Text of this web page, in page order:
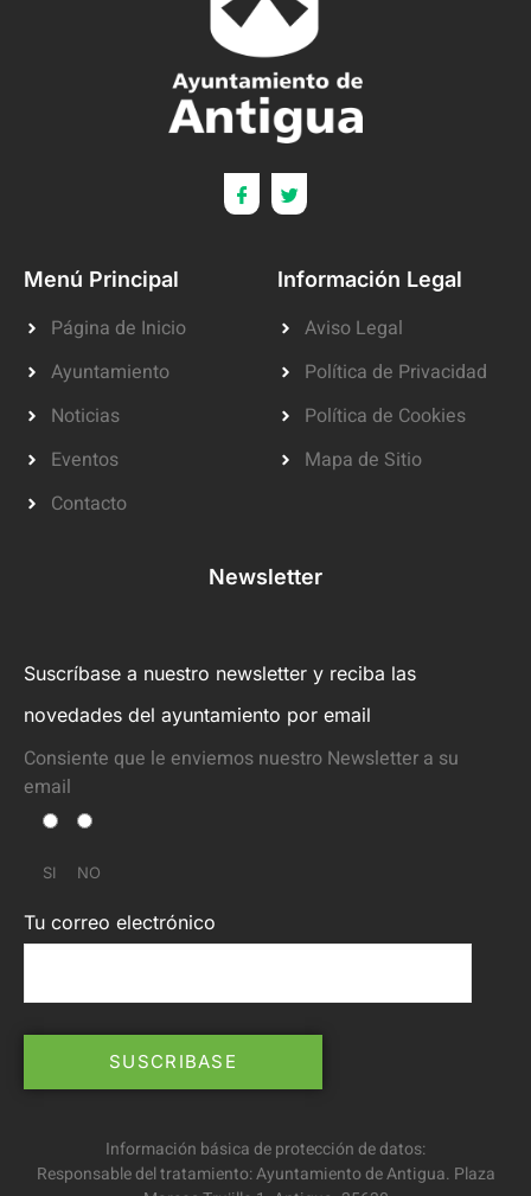
Menú Principal
Página de Inicio
Ayuntamiento
Noticias
Eventos
Contacto
Información Legal
Aviso Legal
Política de Privacidad
Política de Cookies
Mapa de Sitio
Newsletter
Suscríbase a nuestro newsletter y reciba las
novedades del ayuntamiento por email
Consiente que le enviemos nuestro Newsletter a su
email
SI NO
Tu correo electrónico
Información básica de protección de datos:
Responsable del tratamiento: Ayuntamiento de Antigua. Plaza